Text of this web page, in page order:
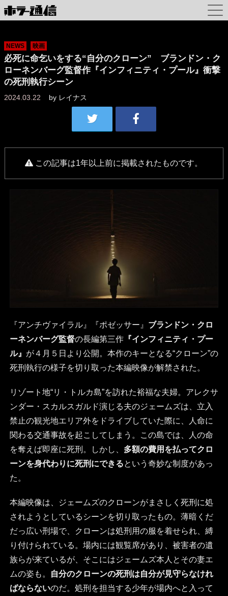
NEWS 映画
必死に命乞いをする“自分のクローン” ブランドン・ク
ローネンバーグ監督作『インフィニティ・プール』衝撃
の死刑執行シーン
2024.03.22 by レイナス
この記事は1年以上前に掲載されたものです。
『アンチヴァイラル』『ポゼッサー』 ブランドン・クロ
ーネンバーグ監督の長編第三作『インフィニティ・プー
ル』 が４月５日より公開。本作のキーとなる“クローン”の
死刑執行の様子を切り取った本編映像が解禁された。
リゾート地“リ・トルカ島”を訪れた裕福な夫婦。アレクサ
ンダー・スカルスガルド演じる夫のジェームズは、立入
禁止の観光地エリア外をドライブしていた際に、人命に
関わる交通事故を起こしてしまう。この島では、人の命
を奪えば即座に死刑。しかし、 多額の費用を払ってクロ
ーンを身代わりに死刑にできるという奇妙な制度があっ
た。
本編映像は、ジェームズのクローンがまさしく死刑に処
されようとしているシーンを切り取ったもの。薄暗くだ
だっ広い刑場で、クローンは処刑用の服を着せられ、縛
り付けられている。場内には観覧席があり、被害者の遺
族らが来ているが、そこにはジェームズ本人とその妻エ
ムの姿も。
自分のクローンの死刑は自分が見守らなけれ
ばならないのだ。処刑を担当する少年が場内へと入って